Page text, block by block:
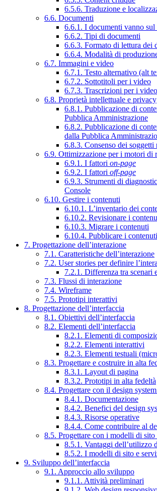
6.5.6. Traduzione e
6.6. Documenti
6.6.1. I documenti vanno sul
6.6.2. Tipi di documenti
6.6.3. Formato di lettura dei
6.6.4. Modalità di
6.7. Immagini e video
6.7.1. Testo alternativo (alt
6.7.2. Sottotitoli per i video
6.7.3. Trascrizioni per i video
6.8. Proprietà intellettuale e privacy
6.8.1. Pubblicazione di
Pubblica Amministrazione
6.8.2. Pubblicazione di
dalla Pubblica
6.8.3. Consenso dei soggetti
6.9. Ottimizzazione per i motori di
6.9.1. I fattori on-page
6.9.2. I fattori off-page
6.9.3. Strumenti di
Console
6.10. Gestire i contenuti
6.10.1. L’inventario dei
6.10.2. Revisionare i
6.10.3. Migrare i contenuti
6.10.4. Pubblicare i contenuti
7. Progettazione dell’interazione
7.1. Caratteristiche dell’interazione
7.2. User stories per definire
7.2.1. Differenza tra scenari
7.3. Flussi di interazione
7.4. Wireframe
7.5. Prototipi interattivi
8. Progettazione dell’interfaccia
8.1. Obiettivi dell’interfaccia
8.2. Elementi dell’interfaccia
8.2.1. Elementi di
8.2.2. Elementi interattivi
8.2.3. Elementi testuali
8.3. Progettare e costruire in alta
8.3.1. Layout di pagina
8.3.2. Prototipi in alta fedeltà
8.4. Progettare con il design
8.4.1. Documentazione
8.4.2. Benefici del design
8.4.3. Risorse operative
8.4.4. Come contribuire al
8.5. Progettare con i modelli di sito
8.5.1. Vantaggi dell’utilizzo
8.5.2. I modelli di sito e
9. Sviluppo dell’interfaccia
9.1. Approccio allo sviluppo
9.1.1. Attività preliminari